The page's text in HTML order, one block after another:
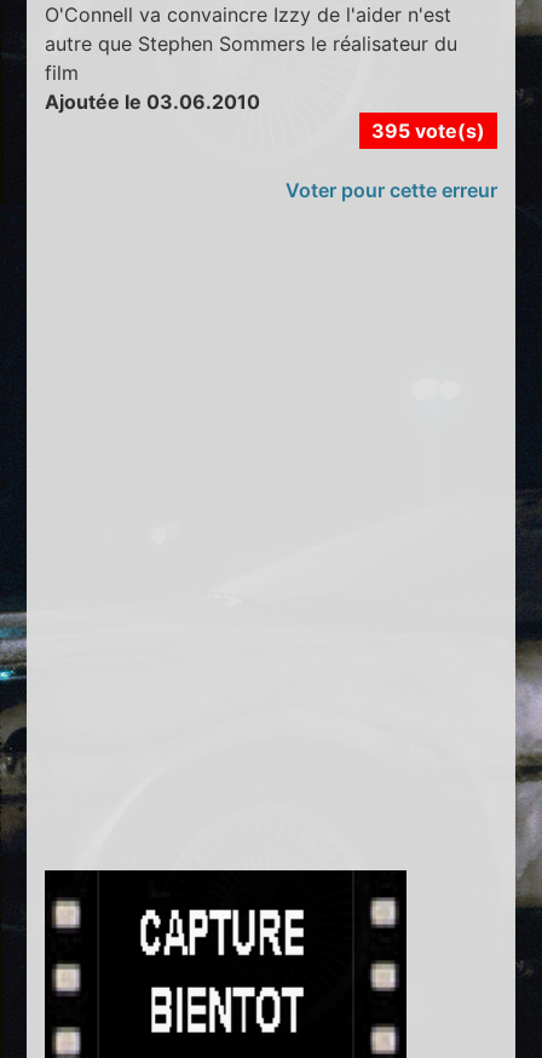
O'Connell va convaincre Izzy de l'aider n'est
autre que Stephen Sommers le réalisateur du
film
Ajoutée le 03.06.2010
395 vote(s)
Voter pour cette erreur